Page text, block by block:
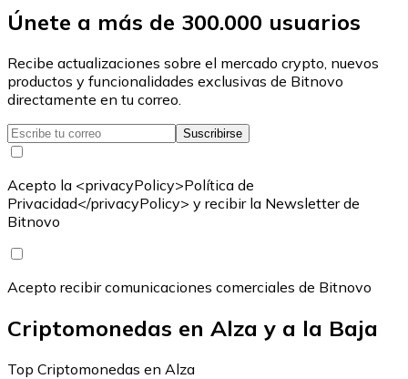
Únete a más de 300.000 usuarios
Recibe actualizaciones sobre el mercado crypto, nuevos
productos y funcionalidades exclusivas de Bitnovo
directamente en tu correo.
Suscribirse
Acepto la <privacyPolicy>Política de
Privacidad</privacyPolicy> y recibir la Newsletter de
Bitnovo
Acepto recibir comunicaciones comerciales de Bitnovo
Criptomonedas en Alza y a la Baja
Top Criptomonedas en Alza